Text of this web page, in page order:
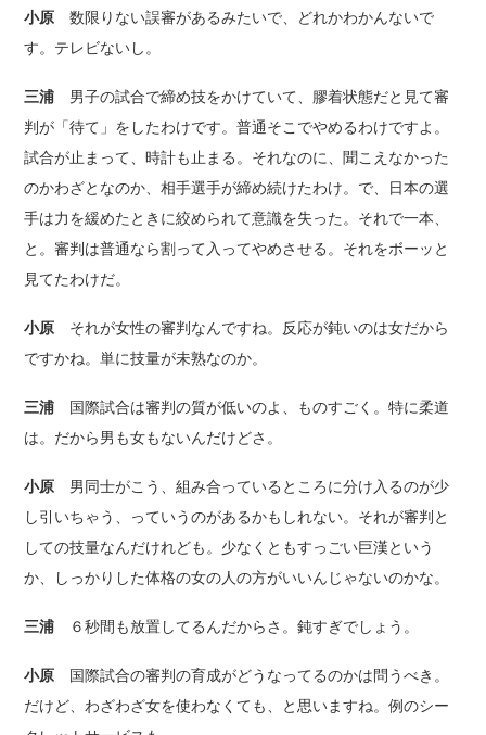
小原数限りない誤審があるみたいで、どれかわかんないで
す。テレビないし。
三浦男子の試合で締め技をかけていて、膠着状態だと見て審
判が「待て」をしたわけです。普通そこでやめるわけですよ。
試合が止まって、時計も止まる。それなのに、聞こえなかった
のかわざとなのか、相手選手が締め続けたわけ。で、日本の選
手は力を緩めたときに絞められて意識を失った。それで一本、
と。審判は普通なら割って入ってやめさせる。それをボーッと
見てたわけだ。
小原 それが女性の審判なんですね。反応が鈍いのは女だから
ですかね。単に技量が未熟なのか。
三浦 国際試合は審判の質が低いのよ、ものすごく。特に柔道
は。だから男も女もないんだけどさ。
小原男同士がこう、組み合っているところに分け入るのが少
し引いちゃう、っていうのがあるかもしれない。それが審判と
しての技量なんだけれども。少なくともすっごい巨漢という
か、しっかりした体格の女の人の方がいいんじゃないのかな。
三浦 ６秒間も放置してるんだからさ。鈍すぎでしょう。
小原 国際試合の審判の育成がどうなってるのかは問うべき。
だけど、わざわざ女を使わなくても、と思いますね。例のシー